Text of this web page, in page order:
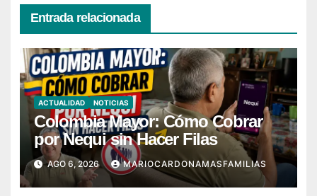
Entrada relacionada
ACTUALIDAD NOTICIAS
Colombia Mayor: Cómo Cobrar
por Nequi sin Hacer Filas
AGO 6, 2026 MARIOCARDONAMASFAMILIAS